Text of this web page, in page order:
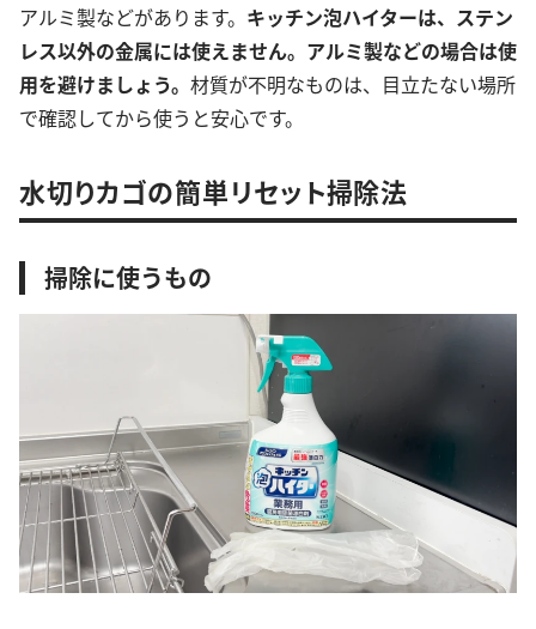
アルミ製などがあります。 キッチン泡ハイターは、ステン
レス以外の金属には使えません。 アルミ製などの場合は使
用を避けましょう。 材質が不明なものは、目立たない場所
で確認してから使うと安心です。
水切りカゴの簡単リセット掃除法
掃除に使うもの